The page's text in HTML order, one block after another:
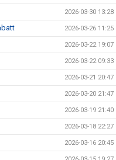
2026-03-30 13:28
2026-03-26 11:25
2026-03-22 19:07
2026-03-22 09:33
2026-03-21 20:47
2026-03-20 21:47
2026-03-19 21:40
2026-03-18 22:27
2026-03-16 20:45